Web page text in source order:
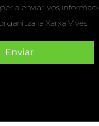
a enviar-vos
la Xarxa Vives.